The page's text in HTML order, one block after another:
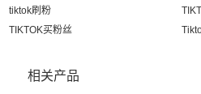
tiktok刷粉
TIKTOK买粉丝
相关产品